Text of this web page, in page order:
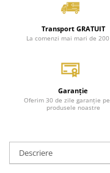
Transport GRATUIT
La comenzi mai mari de
Garanție
Oferim 30 de zile garanție
produsele noastre
Descriere